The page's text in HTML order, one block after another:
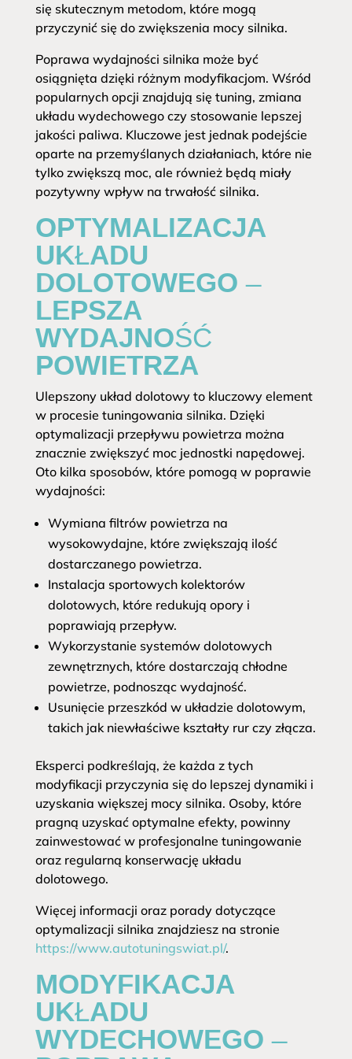
się skutecznym metodom, które mogą
przyczynić się do zwiększenia mocy silnika.
Poprawa wydajności silnika może być
osiągnięta dzięki różnym modyfikacjom. Wśród
popularnych opcji znajdują się tuning, zmiana
układu wydechowego czy stosowanie lepszej
jakości paliwa. Kluczowe jest jednak podejście
oparte na przemyślanych działaniach, które nie
tylko zwiększą moc, ale również będą miały
pozytywny wpływ na trwałość silnika.
OPTYMALIZACJA
UKŁADU
DOLOTOWEGO –
LEPSZA
WYDAJNOŚĆ
POWIETRZA
Ulepszony układ dolotowy to kluczowy element
w procesie tuningowania silnika. Dzięki
optymalizacji przepływu powietrza można
znacznie zwiększyć moc jednostki napędowej.
Oto kilka sposobów, które pomogą w poprawie
wydajności:
Wymiana filtrów powietrza na
wysokowydajne, które zwiększają ilość
dostarczanego powietrza.
Instalacja sportowych kolektorów
dolotowych, które redukują opory i
poprawiają przepływ.
Wykorzystanie systemów dolotowych
zewnętrznych, które dostarczają chłodne
powietrze, podnosząc wydajność.
Usunięcie przeszkód w układzie dolotowym,
takich jak niewłaściwe kształty rur czy złącza.
Eksperci podkreślają, że każda z tych
modyfikacji przyczynia się do lepszej dynamiki i
uzyskania większej mocy silnika. Osoby, które
pragną uzyskać optymalne efekty, powinny
zainwestować w profesjonalne tuningowanie
oraz regularną konserwację układu
dolotowego.
Więcej informacji oraz porady dotyczące
optymalizacji silnika znajdziesz na stronie
https://www.autotuningswiat.pl/.
MODYFIKACJA
UKŁADU
WYDECHOWEGO –